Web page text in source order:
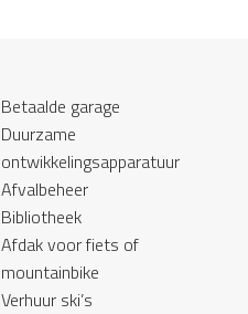
Betaalde garage
Duurzame
ontwikkelingsapparatuur
Afvalbeheer
Bibliotheek
Afdak voor fiets of
mountainbike
Verhuur ski’s